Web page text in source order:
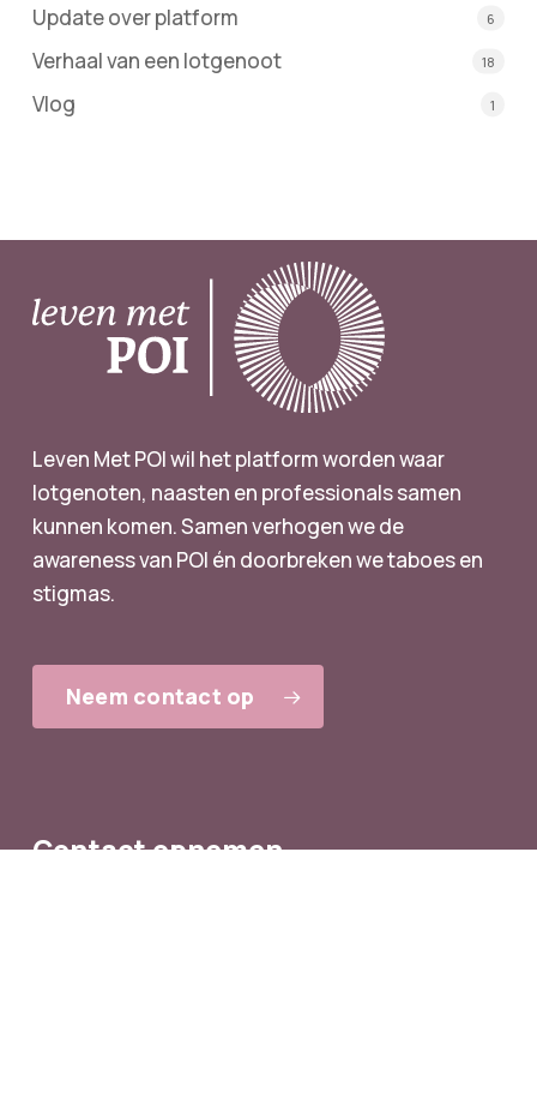
Update over platform 6
Verhaal van een lotgenoot 18
Vlog 1
Leven Met POI wil het platform worden waar
lotgenoten, naasten en professionals samen
kunnen komen. Samen verhogen we de
awareness van POI én doorbreken we taboes en
stigmas.
Neem contact op
Contact opnemen